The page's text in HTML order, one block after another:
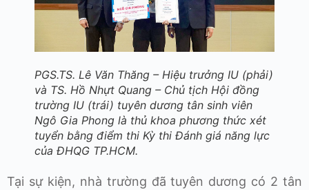
PGS.TS. Lê Văn Thăng – Hiệu trưởng IU (phải)
và TS. Hồ Nhựt Quang – Chủ tịch Hội đồng
trường IU (trái) tuyên dương tân sinh viên
Ngô Gia Phong là thủ khoa phương thức xét
tuyển bằng điểm thi Kỳ thi Đánh giá năng lực
của ĐHQG TP.HCM.
Tại sự kiện, nhà trường đã tuyên dương có 2 tân